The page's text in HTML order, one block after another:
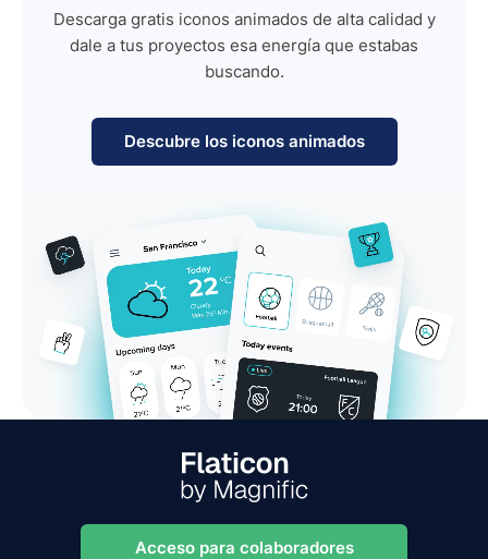
Descarga gratis iconos animados de alta calidad y
dale a tus proyectos esa energía que estabas
buscando.
Descubre los iconos animados
Acceso para colaboradores